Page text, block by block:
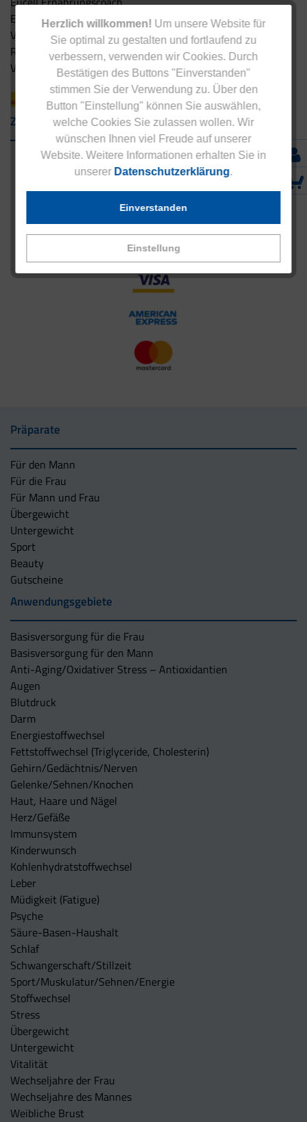
Herzlich willkommen! Um unsere Website für
Sie optimal zu gestalten und fortlaufend zu
verbessern, verwenden wir Cookies. Durch
Bestätigen des Buttons "Einverstanden"
stimmen Sie der Verwendung zu. Über den
Button "Einstellung" können Sie auswählen,
welche Cookies Sie zulassen wollen. Wir
wünschen Ihnen viel Freude auf unserer
Website. Weitere Informationen erhalten Sie in
unserer Datenschutzerklärung.
Einstellung
Einverstanden
Eucell Fitness Coach
Versandbedingungen
Rücksendung
Versandpartner innerhalb Deutschlands
Zahlungsarten
Präparate
Für den Mann
Für die Frau
Für Mann und Frau
Übergewicht
Untergewicht
Sport
Beauty
Gutscheine
Anwendungsgebiete
Basisversorgung für die Frau
Basisversorgung für den Mann
Anti-Aging/Oxidativer Stress – Antioxidantien
Augen
Blutdruck
Darm
Energiestoffwechsel
Fettstoffwechsel (Triglyceride, Cholesterin)
Gehirn/Gedächtnis/Nerven
Gelenke/Sehnen/Knochen
Haut, Haare und Nägel
Herz/Gefäße
Immunsystem
Kinderwunsch
Kohlenhydratstoffwechsel
Leber
Müdigkeit (Fatigue)
Psyche
Säure-Basen-Haushalt
Schlaf
Schwangerschaft/Stillzeit
Sport/Muskulatur/Sehnen/Energie
Stoffwechsel
Stress
Übergewicht
Untergewicht
Vitalität
Wechseljahre der Frau
Wechseljahre des Mannes
Weibliche Brust